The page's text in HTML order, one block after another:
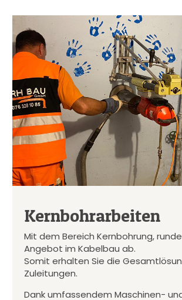
Kernbohrarbeiten
Mit dem Bereich Kernbohrung,
Angebot im Kabelbau ab.
Somit erhalten Sie die
Zuleitungen.
Dank umfassendem Maschinen-